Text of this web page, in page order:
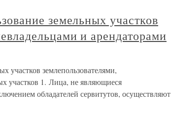
земельных участков
и арендаторами
участков землепользователями,
участков 1. Лица, не являющиеся
обладателей сервитутов, осуществляют